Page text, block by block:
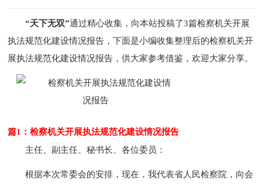
“天下无双”通过精心收集，向本站投稿了3篇检察机关开展
执法规范化建设情况报告，下面是小编收集整理后的检察机关开
展执法规范化建设情况报告，供大家参考借鉴，欢迎大家分享。
篇1：检察机关开展执法规范化建设情况报告
主任、副主任、秘书长、各位委员：
根据本次常委会的安排，现在，我代表省人民检察院，向会